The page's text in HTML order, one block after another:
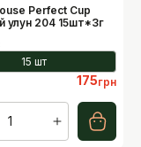
Perfect Cup
улун 204 15шт*3г
15 шт
175грн
1